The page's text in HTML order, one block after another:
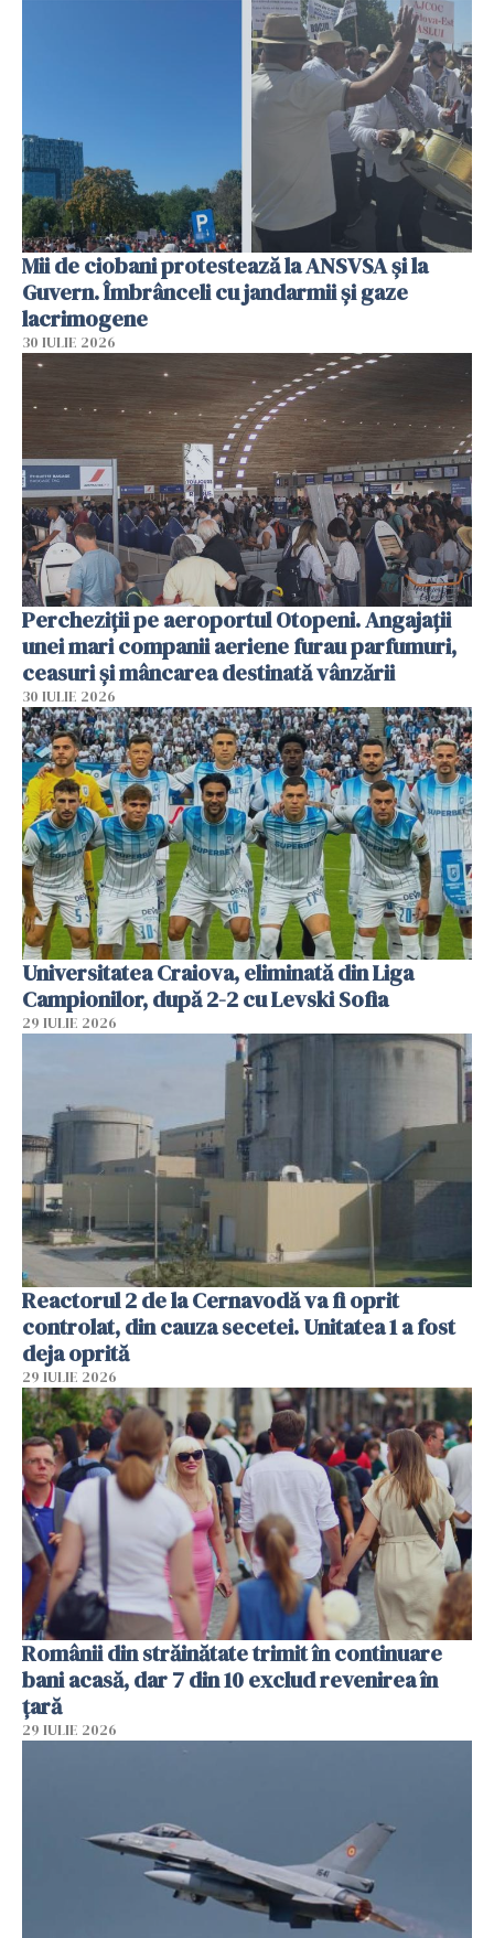
Mii de ciobani protestează la ANSVSA și la
Guvern. Îmbrânceli cu jandarmii și gaze
lacrimogene
30 IULIE 2026
Percheziții pe aeroportul Otopeni. Angajații
unei mari companii aeriene furau parfumuri,
ceasuri și mâncarea destinată vânzării
30 IULIE 2026
Universitatea Craiova, eliminată din Liga
Campionilor, după 2-2 cu Levski Sofia
29 IULIE 2026
Reactorul 2 de la Cernavodă va fi oprit
controlat, din cauza secetei. Unitatea 1 a fost
deja oprită
29 IULIE 2026
Românii din străinătate trimit în continuare
bani acasă, dar 7 din 10 exclud revenirea în
țară
29 IULIE 2026